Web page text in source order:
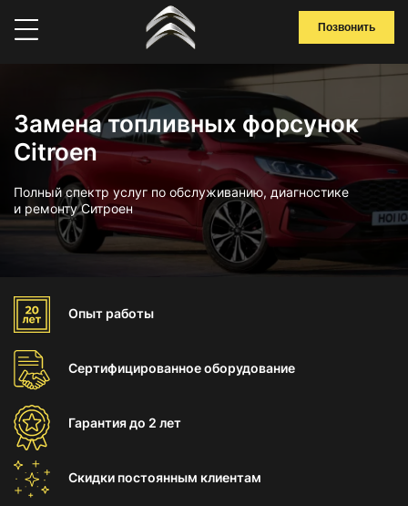
Позвонить
Замена топливных форсунок
Citroen
Полный спектр услуг по обслуживанию, диагностике
и ремонту Ситроен
Опыт работы
Сертифицированноеоборудование
Гарантиядо 2 лет
Скидки постоянным клиентам